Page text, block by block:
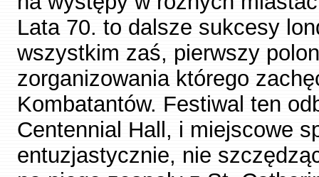
Lata 70. to dalsze sukcesy
wszystkim zaś, pierwszy
zorganizowania którego
Kombatantów. Festiwal ten
Centennial Hall, i miejscowe
entuzjastycznie, nie